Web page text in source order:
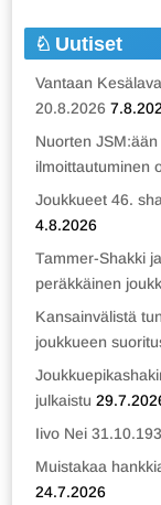
Uutiset
Vantaan
20.8.2026
Nuorten
ilmoittautuminen
Joukkueet 46.
4.8.2026
Tammer-Shakki
peräkkäinen
Kansainvälistä
joukkueen
julkaistu
Iivo Nei
Muistakaa
24.7.2026